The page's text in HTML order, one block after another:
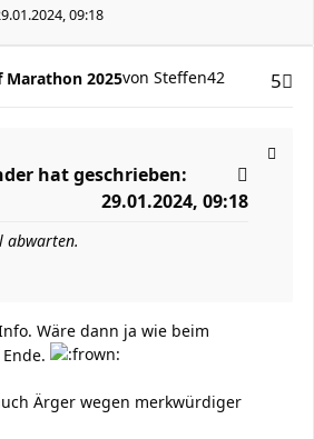
09:18
Marathon 2025 5
von Steffen42
hat geschrieben:
29.01.2024, 09:18
abwarten.
Wäre dann ja wie beim
Ärger wegen merkwürdiger